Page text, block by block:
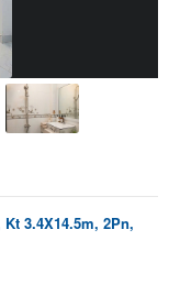
Kt 3.4X14.5m, 2Pn,